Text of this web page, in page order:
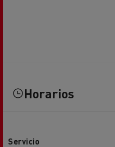
Horarios
Servicio